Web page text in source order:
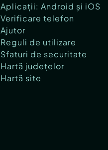
Aplicații: Android și iOS
Verificare telefon
Ajutor
Reguli de utilizare
Sfaturi de securitate
Hartă județelor
Hartă site